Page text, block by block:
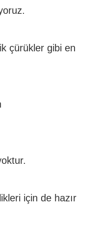
çürükler gibi en
için de hazır